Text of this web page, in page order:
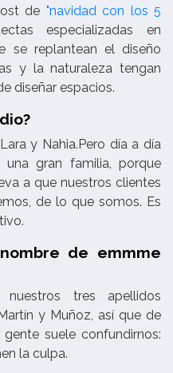
de "navidad con los 5
especializadas en
se replantean el diseño
y la naturaleza tengan
diseñar espacios.
y Nahia.Pero día a día
gran familia, porque
a que nuestros clientes
de lo que somos. Es
de emmme
tres apellidos
y Muñoz, así que de
gente suele confundirnos:
la culpa.